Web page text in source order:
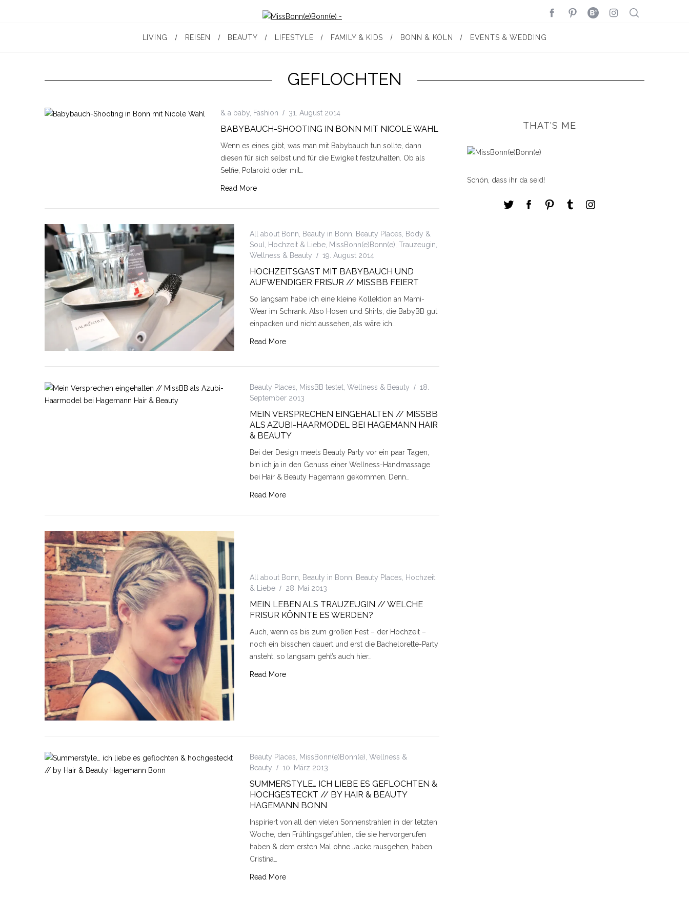
LIVING REISEN BEAUTY LIFESTYLE FAMILY & KIDS BONN & KÖLN EVENTS & WEDDING
GEFLOCHTEN
& a baby Fashion 31. August 2014
BABYBAUCH-SHOOTING IN BONN MIT NICOLE WAHL
Wenn es eines gibt, was man mit Babybauch tun sollte, dann
diesen für sich selbst und für die Ewigkeit festzuhalten. Ob als
Selfie, Polaroid oder mit…
Read More
All about Bonn Beauty in Bonn Beauty Places
Body &
Soul
Hochzeit & Liebe MissBonn(e)Bonn(e) Trauzeugin
Wellness & Beauty
19. August 2014
HOCHZEITSGAST MIT BABYBAUCH UND
AUFWENDIGER FRISUR // MISSBB FEIERT
So langsam habe ich eine kleine Kollektion an Mami-
Wear im Schrank. Also Hosen und Shirts, die BabyBB gut
einpacken und nicht aussehen, als wäre ich…
Read More
Beauty Places MissBB testet Wellness & Beauty
18.
September 2013
MEIN VERSPRECHEN EINGEHALTEN // MISSBB
ALS AZUBI-HAARMODEL BEI HAGEMANN HAIR
& BEAUTY
Bei der Design meets Beauty Party vor ein paar Tagen,
bin ich ja in den Genuss einer Wellness-Handmassage
bei Hair & Beauty Hagemann gekommen. Denn…
Read More
All about Bonn Beauty in Bonn Beauty Places
Hochzeit
& Liebe
28. Mai 2013
MEIN LEBEN ALS TRAUZEUGIN // WELCHE
FRISUR KÖNNTE ES WERDEN?
Auch, wenn es bis zum großen Fest – der Hochzeit –
noch ein bisschen dauert und erst die Bachelorette-Party
ansteht, so langsam geht’s auch hier…
Read More
Beauty Places MissBonn(e)Bonn(e) Wellness &
Beauty
10. März 2013
SUMMERSTYLE… ICH LIEBE ES GEFLOCHTEN &
HOCHGESTECKT // BY HAIR & BEAUTY
HAGEMANN BONN
Inspiriert von all den vielen Sonnenstrahlen in der letzten
Woche, den Frühlingsgefühlen, die sie hervorgerufen
haben & dem ersten Mal ohne Jacke rausgehen, haben
Cristina…
Read More
THAT'S ME
Schön, dass ihr da seid!